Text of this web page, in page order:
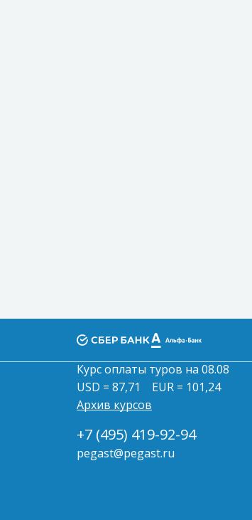
Курс оплаты туров на 08.08
USD = 87,71
EUR = 101,24
Архив курсов
+7 (495) 419-92-94
pegast@pegast.ru